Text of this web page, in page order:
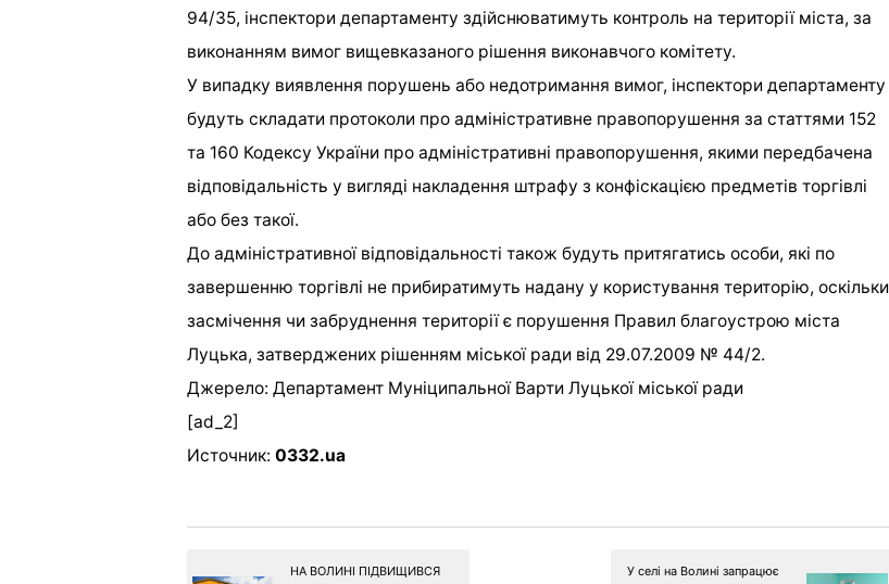
94/35, інспектори департаменту здійснюватимуть контроль на території міста, за
виконанням вимог вищевказаного рішення виконавчого комітету.
У випадку виявлення порушень або недотримання вимог, інспектори департаменту
будуть складати протоколи про адміністративне правопорушення за статтями 152
та 160 Кодексу України про адміністративні правопорушення, якими передбачена
відповідальність у вигляді накладення штрафу з конфіскацією предметів торгівлі
або без такої.
До адміністративної відповідальності також будуть притягатись особи, які по
завершенню торгівлі не прибиратимуть надану у користування територію, оскільки
засмічення чи забруднення території є порушення Правил благоустрою міста
Луцька, затверджених рішенням міської ради від 29.07.2009 № 44/2.
Джерело: Департамент Муніципальної Варти Луцької міської ради
[ad_2]
Источник: 0332.ua
НА ВОЛИНІ ПІДВИЩИВСЯ
У селі на Волині запрацює